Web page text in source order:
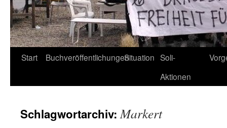
Start BuchveröffentlichungenSituation Soli-
Aktionen
Schlagwortarchiv:Markert